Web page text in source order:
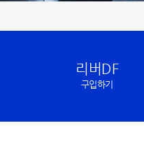
리버DF
구입하기